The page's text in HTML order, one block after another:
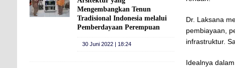
Dr. Laksana
pembiayaan,
infrastruktur.
Idealnya
Mengembangkan Tenun
Tradisional Indonesia melalui
Pemberdayaan Perempuan
30 Juni 2022 | 18:24